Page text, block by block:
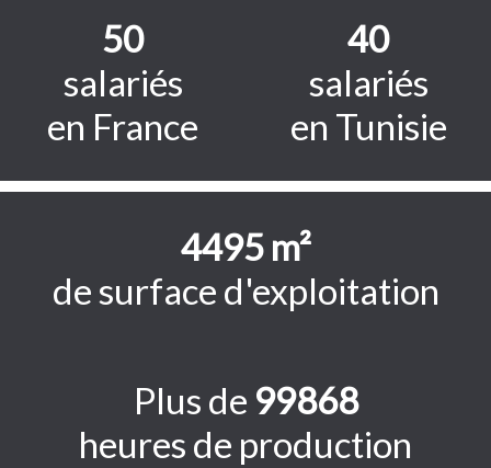
50
salariés
en France
40
salariés
en Tunisie
4500 m²
de surface d'exploitation
Plus de100000
heures de production